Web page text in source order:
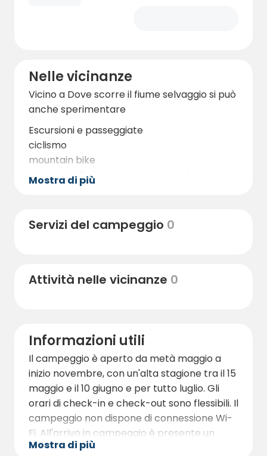
Nelle vicinanze
Vicino a Dove scorre il fiume selvaggio si può
anche sperimentare
Escursioni e passeggiate
ciclismo
mountain bike
Nuotare sulle piccole spiagge sabbiose
lungo il fiume
Visitare le grotte vicine con un'escursione
Mostra di più
Servizi del campeggio 0
Attività nelle vicinanze 0
Informazioni utili
Il campeggio è aperto da metà maggio a
inizio novembre, con un'alta stagione tra il 15
maggio e il 10 giugno e per tutto luglio. Gli
orari di check-in e check-out sono flessibili. Il
campeggio non dispone di connessione Wi-
Fi. All'arrivo in campeggio è presente un
cartello informativo con una mappa e tutte
Mostra di più